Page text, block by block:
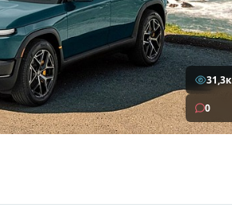
31,3к
0